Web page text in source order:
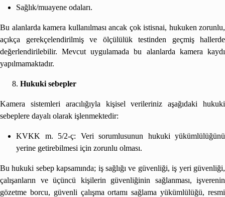
Sağlık/muayene odaları.
Bu alanlarda kamera kullanılması ancak çok istisnai, hukuken zorunlu,
açıkça gerekçelendirilmiş ve ölçülülük testinden geçmiş hallerde
değerlendirilebilir. Mevcut uygulamada bu alanlarda kamera kaydı
yapılmamaktadır.
Hukuki sebepler
Kamera sistemleri aracılığıyla kişisel verileriniz aşağıdaki hukuki
sebeplere dayalı olarak işlenmektedir:
KVKK m. 5/2-ç: Veri sorumlusunun hukuki yükümlülüğünü
yerine getirebilmesi için zorunlu olması.
Bu hukuki sebep kapsamında; iş sağlığı ve güvenliği, iş yeri güvenliği,
çalışanların ve üçüncü kişilerin güvenliğinin sağlanması, işverenin
gözetme borcu, güvenli çalışma ortamı sağlama yükümlülüğü, resmi